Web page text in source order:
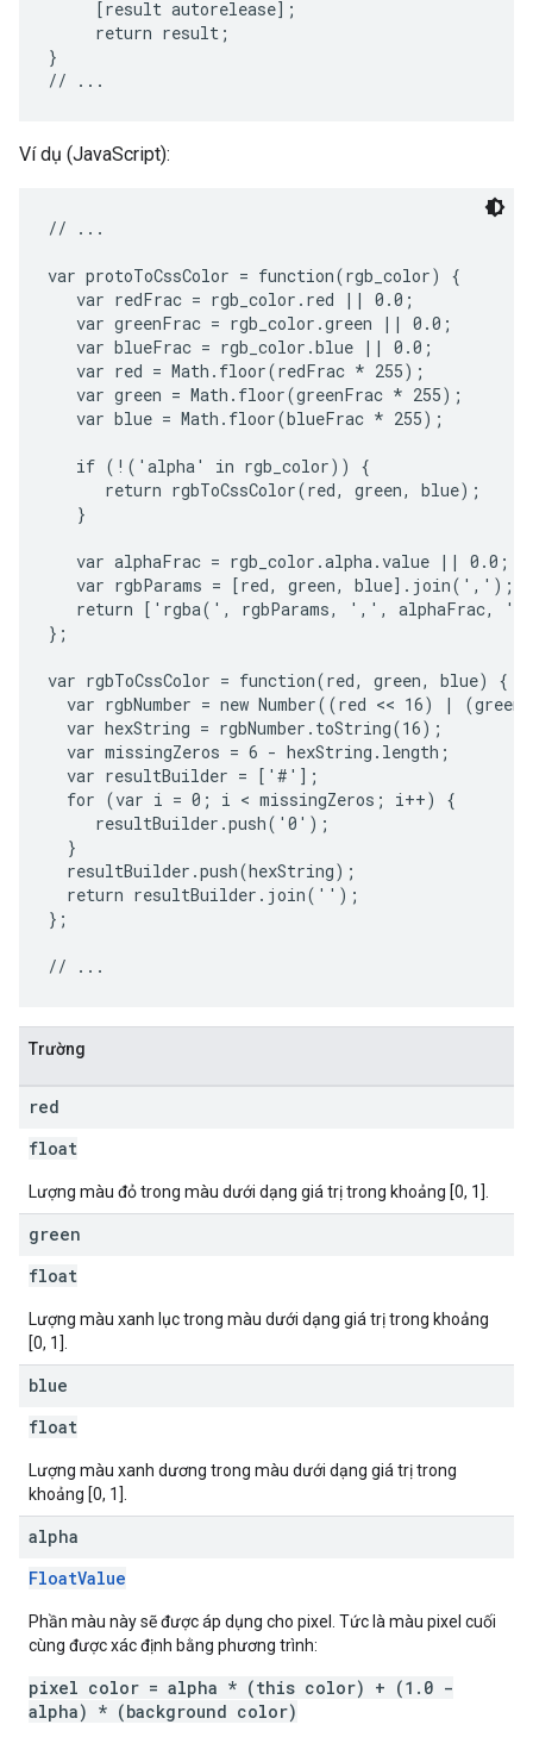
     [result autorelease];
     return result;
}
Ví dụ (JavaScript):
// ...
var protoToCssColor = function(rgb_color) {
   var redFrac = rgb_color.red || 0.0;
   var greenFrac = rgb_color.green || 0.0;
   var blueFrac = rgb_color.blue || 0.0;
   var red = Math.floor(redFrac * 255);
   var green = Math.floor(greenFrac * 255);
   var blue = Math.floor(blueFrac * 255);
   if (!('alpha' in rgb_color)) {
      return rgbToCssColor(red, green, blue);
   }
   var alphaFrac = rgb_color.alpha.value || 0.0;
   var rgbParams = [red, green, blue].join(',');
return ['rgba(', rgbParams, ',', alphaFrac,
};
var rgbToCssColor = function(red, green, blue) {
var rgbNumber = new Number((red << 16) | (green
  var hexString = rgbNumber.toString(16);
  var missingZeros = 6 - hexString.length;
  var resultBuilder = ['#'];
  for (var i = 0; i < missingZeros; i++) {
     resultBuilder.push('0');
  }
  resultBuilder.push(hexString);
  return resultBuilder.join('');
};
Trường
red
float
Lượng màu đỏ trong màu dưới dạng giá trị trong khoảng [0, 1].
green
float
Lượng màu xanh lục trong màu dưới dạng giá trị trong khoảng
[0, 1].
blue
float
Lượng màu xanh dương trong màu dưới dạng giá trị trong
khoảng [0, 1].
alpha
FloatValue
Phần màu này sẽ được áp dụng cho pixel. Tức là màu pixel cuối
cùng được xác định bằng phương trình:
pixel color = alpha * (this color) + (1.0 -
alpha) * (background color)